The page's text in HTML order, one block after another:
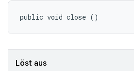
public void close ()
Löst aus